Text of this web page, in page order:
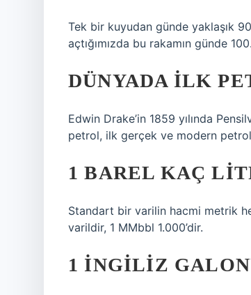
Tek bir kuyudan günde yaklaşık
açtığımızda bu rakamın günde
DÜNYADA ILK
Edwin Drake’in 1859 yılında
petrol, ilk gerçek ve modern
1 BAREL KAÇ
Standart bir varilin hacmi metrik
varildir, 1 MMbbl 1.000’dir.
1 İNGILIZ